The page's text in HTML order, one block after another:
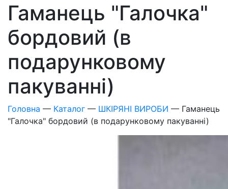
Гаманець "Галочка"
бордовий (в
подарунковому
пакуванні)
Головна — Каталог — ШКІРЯНІ ВИРОБИ — Гаманець
"Галочка" бордовий (в подарунковому пакуванні)